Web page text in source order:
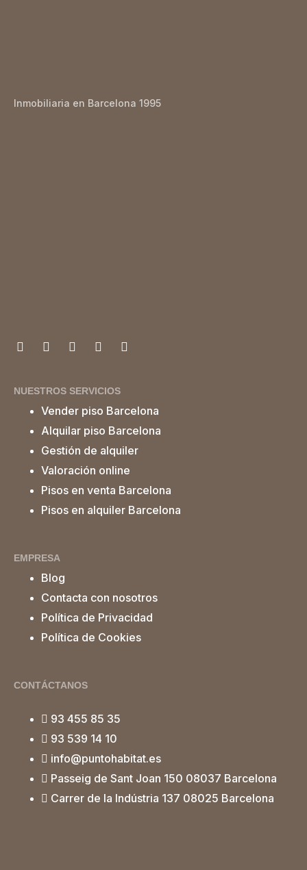
Inmobiliaria en Barcelona 1995
NUESTROS SERVICIOS
Vender piso Barcelona
Alquilar piso Barcelona
Gestión de alquiler
Valoración online
Pisos en venta Barcelona
Pisos en alquiler Barcelona
EMPRESA
Blog
Contacta con nosotros
Política de Privacidad
Política de Cookies
CONTÁCTANOS
93 455 85 35
93 539 14 10
info@puntohabitat.es
Passeig de Sant Joan 150 08037 Barcelona
Carrer de la Indústria 137 08025 Barcelona